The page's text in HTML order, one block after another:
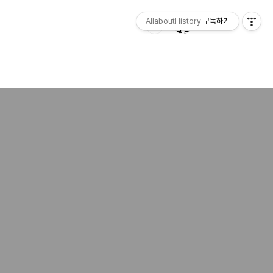
AllaboutHistory 구독하기